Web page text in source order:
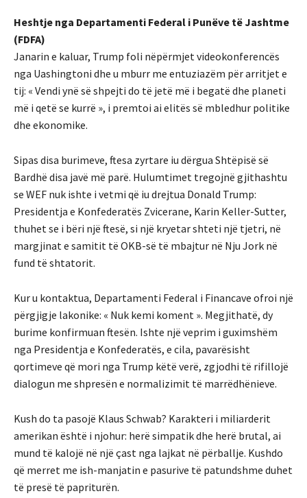
Heshtje nga Departamenti Federal i Punëve të Jashtme
(FDFA)
Janarin e kaluar, Trump foli nëpërmjet videokonferencës
nga Uashingtoni dhe u mburr me entuziazëm për arritjet e
tij: « Vendi ynë së shpejti do të jetë më i begatë dhe planeti
më i qetë se kurrë », i premtoi ai elitës së mbledhur politike
dhe ekonomike.
Sipas disa burimeve, ftesa zyrtare iu dërgua Shtëpisë së
Bardhë disa javë më parë. Hulumtimet tregojnë gjithashtu
se WEF nuk ishte i vetmi që iu drejtua Donald Trump:
Presidentja e Konfederatës Zvicerane, Karin Keller-Sutter,
thuhet se i bëri një ftesë, si një kryetar shteti një tjetri, në
margjinat e samitit të OKB-së të mbajtur në Nju Jork në
fund të shtatorit.
Kur u kontaktua, Departamenti Federal i Financave ofroi një
përgjigje lakonike: « Nuk kemi koment ». Megjithatë, dy
burime konfirmuan ftesën. Ishte një veprim i guximshëm
nga Presidentja e Konfederatës, e cila, pavarësisht
qortimeve që mori nga Trump këtë verë, zgjodhi të rifillojë
dialogun me shpresën e normalizimit të marrëdhënieve.
Kush do ta pasojë Klaus Schwab? Karakteri i miliarderit
amerikan është i njohur: herë simpatik dhe herë brutal, ai
mund të kalojë në një çast nga lajkat në përballje. Kushdo
që merret me ish-manjatin e pasurive të patundshme duhet
të presë të papriturën.